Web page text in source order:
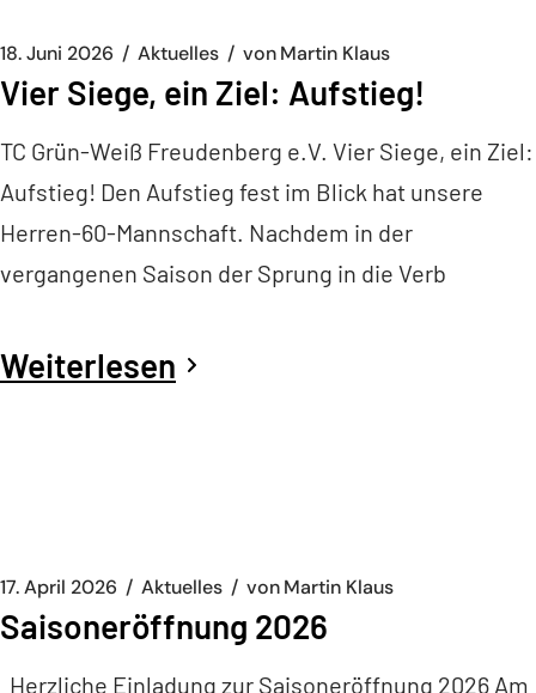
18. Juni 2026 Aktuelles vonMartin Klaus
Vier Siege, ein Ziel: Aufstieg!
TC Grün-Weiß Freudenberg e.V. Vier Siege, ein Ziel:
Aufstieg! Den Aufstieg fest im Blick hat unsere
Herren-60-Mannschaft. Nachdem in der
vergangenen Saison der Sprung in die Verb
Weiterlesen
17. April 2026 Aktuelles vonMartin Klaus
Saisoneröffnung 2026
Herzliche Einladung zur Saisoneröffnung 2026 Am